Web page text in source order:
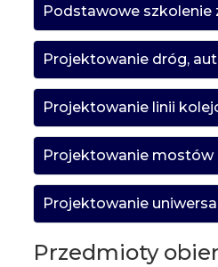
Podstawowe szkolenie
Projektowanie dróg,
Projektowanie linii
Projektowanie mostów
Projektowanie
Przedmioty